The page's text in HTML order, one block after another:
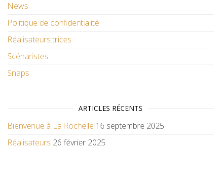
News
Politique de confidentialité
Réalisateurs.trices
Scénaristes
Snaps
ARTICLES RÉCENTS
Bienvenue à La Rochelle 16 septembre 2025
Réalisateurs 26 février 2025